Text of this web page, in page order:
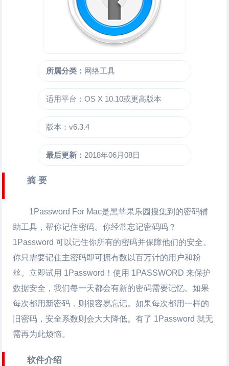
所属分类： 网络工具
适用平台：OS X 10.10或更高版本
版本：v6.3.4
最后更新： 2018年06月08日
摘 要
1Password For Mac是黑苹果乐园搜集到的密码辅
助工具，帮你记住密码。你经常忘记密码吗？
1Password 可以记住你所有的密码并保障他们的安全。
你只需要记住主密码即可拥有数以百万计的用户和粉
丝。立即试用 1Password！使用 1PASSWORD 来保护
数据安全，我们每一天都会有新的密码需要记忆。如果
每次都用新密码，则很容易忘记。如果每次都用一样的
旧密码，安全系数则会大大降低。有了 1Password 就无
需再为此烦恼。
软件介绍